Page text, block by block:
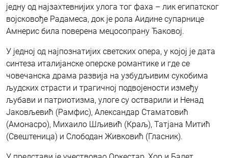
једну од најзахтевнијих улога тог фаха – лик египатског
војсковође Радамеса, док је рола Аидине супарнице
Амнерис била поверена мецосопрану Ђаковој.
У једној од најпознатијих светских опера, у којој је дата
синтеза италијанске оперске романтике и где се
човечанска драма развија на узбудљивим сукобима
људских страсти и трагичној подвојености између
љубави и патриотизма, улоге су остварили и Ненад
Јаковљевић (Рамфис), Александар Стаматовић
(Амонасро), Михаило Шљивић (Краљ), Татјана Митић
(Свештеница) и Слободан Живковић (Гласник).